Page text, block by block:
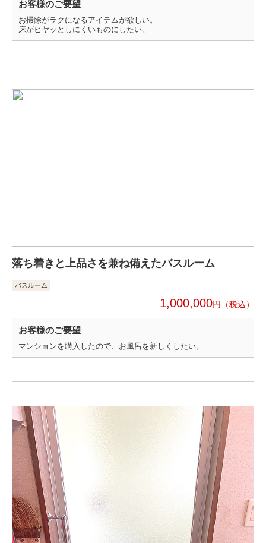
お客様のご要望
お掃除がラクになるアイテムが欲しい。
床がヒヤッとしにくいものにしたい。
落ち着きと上品さを兼ね備えたバスルーム
バスルーム
1,000,000円
お客様のご要望
マンションを購入したので、お風呂を新しくしたい。